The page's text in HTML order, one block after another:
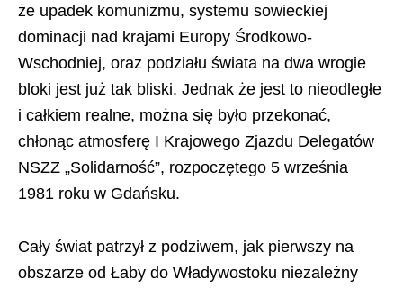
że upadek komunizmu, systemu sowieckiej
dominacji nad krajami Europy Środkowo-
Wschodniej, oraz podziału świata na dwa wrogie
bloki jest już tak bliski. Jednak że jest to nieodległe
i całkiem realne, można się było przekonać,
chłonąc atmosferę I Krajowego Zjazdu Delegatów
NSZZ „Solidarność”, rozpoczętego 5 września
1981 roku w Gdańsku.
Cały świat patrzył z podziwem, jak pierwszy na
obszarze od Łaby do Władywostoku niezależny